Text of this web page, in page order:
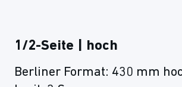
1/2-Seite | hoch
Berliner Format: 430 mm